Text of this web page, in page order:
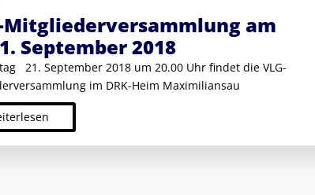
Mitgliederversammlung am
September 2018
21. September 2018 um 20.00 Uhr findet die VLG-
im DRK-Heim Maximiliansau